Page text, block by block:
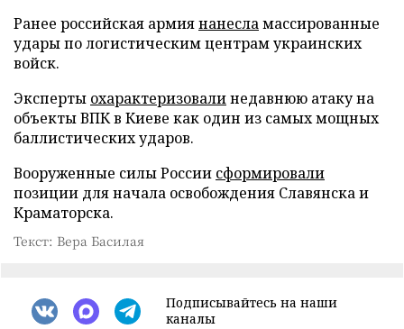
Ранее российская армиянанесламассированные
удары по логистическим центрам украинских
войск.
Эксперты охарактеризовалинедавнюю атаку на
объекты ВПК в Киеве как один из самых мощных
баллистических ударов.
Вооруженные силы России сформировали
позиции для начала освобождения Славянска и
Краматорска.
Текст: Вера Басилая
Подписывайтесь на наши
каналы